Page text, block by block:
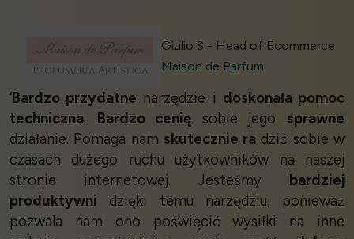
Giulio S - Head of Ecommerce
Maison de Parfum
‘Bardzo przydatne narzędzie i doskonała pomoc
techniczna. Bardzo cenię sobie jego sprawne
działanie. Pomaga nam skutecznie ra dzić sobie w
czasach dużego ruchu użytkowników na naszej
stronie internetowej. Jesteśmy bardziej
produktywni dzięki temu narzędziu, ponieważ
pozwala nam ono poświęcić wysiłki na inne